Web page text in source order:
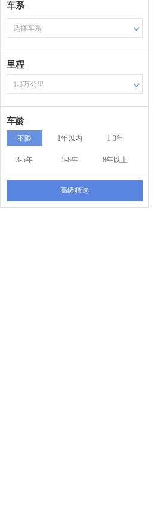
车系
选择车系
里程
1-3万公里
车龄
不限 1年以内 1-3年
3-5年 5-8年 8年以上
高级筛选